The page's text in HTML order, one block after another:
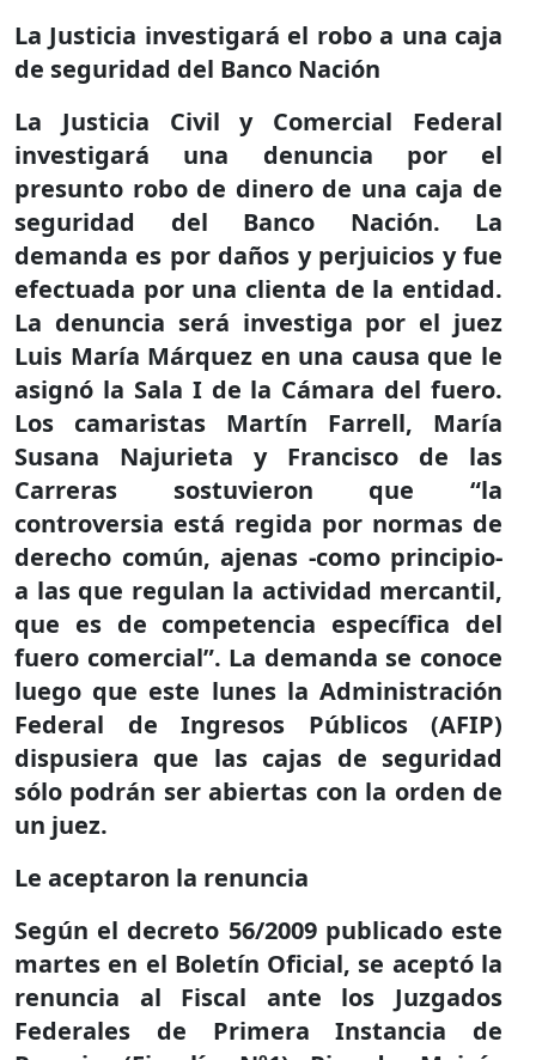
La Justicia investigará el robo a una caja
de seguridad del Banco Nación
La Justicia Civil y Comercial Federal
investigará una denuncia por el
presunto robo de dinero de una caja de
seguridad del Banco Nación. La
demanda es por daños y perjuicios y fue
efectuada por una clienta de la entidad.
La denuncia será investiga por el juez
Luis María Márquez en una causa que le
asignó la Sala I de la Cámara del fuero.
Los camaristas Martín Farrell, María
Susana Najurieta y Francisco de las
Carreras sostuvieron que “la
controversia está regida por normas de
derecho común, ajenas -como principio-
a las que regulan la actividad mercantil,
que es de competencia específica del
fuero comercial”. La demanda se conoce
luego que este lunes la Administración
Federal de Ingresos Públicos (AFIP)
dispusiera que las cajas de seguridad
sólo podrán ser abiertas con la orden de
un juez.
Le aceptaron la renuncia
Según el decreto 56/2009 publicado este
martes en el Boletín Oficial, se aceptó la
renuncia al Fiscal ante los Juzgados
Federales de Primera Instancia de